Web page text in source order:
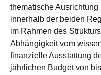
thematische
innerhalb der beiden
im Rahmen des
Abhängigkeit vom
finanzielle Ausstattung
jährlichen Budget von